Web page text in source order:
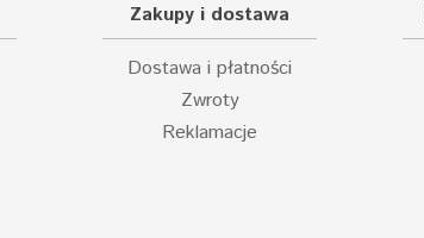
Zakupy i dostawa
Dostawa i płatności
Zwroty
Reklamacje